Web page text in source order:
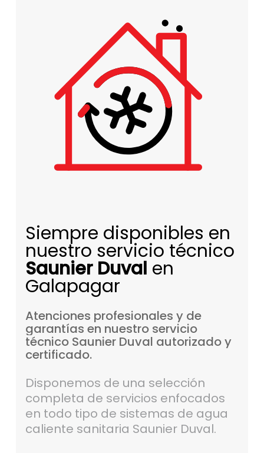
Siempre disponibles en
nuestro servicio técnico
Saunier Duval en
Galapagar
Atenciones profesionales y de
garantías en nuestro servicio
técnico Saunier Duval autorizadoy
certificado.
Disponemos de una selección
completa de servicios enfocados
en todo tipo de sistemas de agua
caliente sanitaria Saunier Duval.